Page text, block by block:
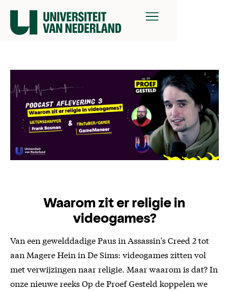
Waarom zit er religie in
videogames?
Van een gewelddadige Paus in Assassin's Creed 2 tot
aan Magere Hein in De Sims: videogames zitten vol
met verwijzingen naar religie. Maar waarom is dat? In
onze nieuwe reeks Op de Proef Gesteld koppelen we